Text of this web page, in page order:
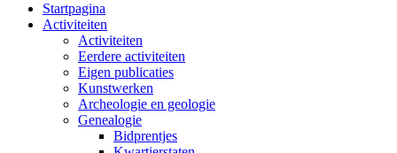
Startpagina
Activiteiten
Activiteiten
Eerdere activiteiten
Eigen publicaties
Kunstwerken
Archeologie en geologie
Genealogie
Bidprentjes